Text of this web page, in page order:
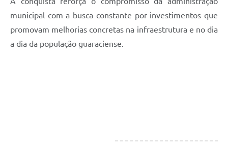
municipal com a busca constante por investimentos que
promovam melhorias concretas na infraestrutura e no dia
a dia da população guaraciense.